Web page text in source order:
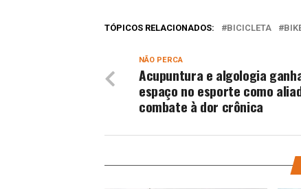
TÓPICOS RELACIONADOS: BICICLETA
NÃO PERCA
Acupuntura e algologia
espaço no esporte como
combate à dor crônica